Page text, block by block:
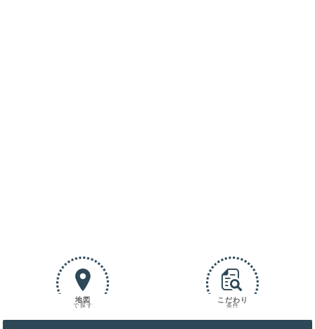
地図
で探す
こだわり
条件